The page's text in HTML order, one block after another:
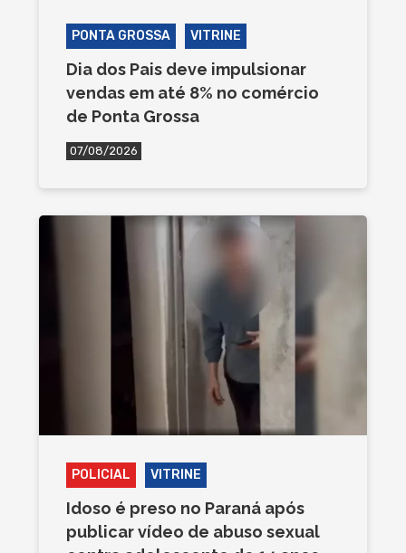
PONTA GROSSA VITRINE
Dia dos Pais deve impulsionar
vendas em até 8% no comércio
de Ponta Grossa
07/08/2026
POLICIAL VITRINE
Idoso é preso no Paraná após
publicar vídeo de abuso sexual